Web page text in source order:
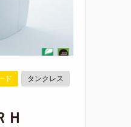
ド タンクレス
Ｈ